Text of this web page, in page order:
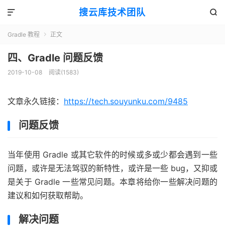
搜云库技术团队 

Gradle 教程  正文
四、Gradle 问题反馈
2019-10-08 阅读(1583)
文章永久链接： https://tech.souyunku.com/9485
问题反馈
当年使用 Gradle 或其它软件的时候或多或少都会遇到一些
问题，或许是无法驾驭的新特性，或许是一些 bug，又抑或
是关于 Gradle 一些常见问题。本章将给你一些解决问题的
建议和如何获取帮助。
解决问题